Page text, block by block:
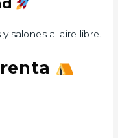
salones al aire libre.